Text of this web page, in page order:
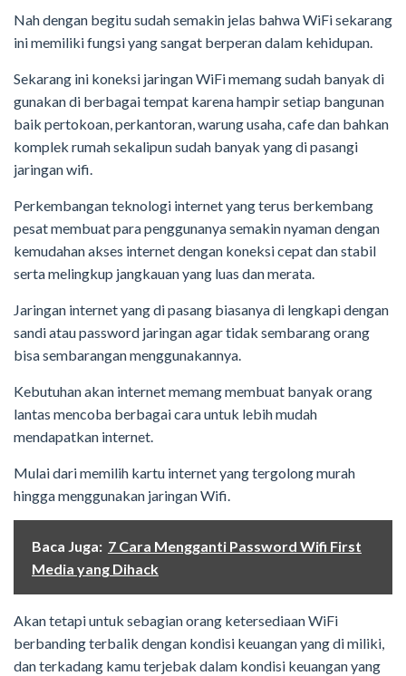
Nah dengan begitu sudah semakin jelas bahwa WiFi sekarang
ini memiliki fungsi yang sangat berperan dalam kehidupan.
Sekarang ini koneksi jaringan WiFi memang sudah banyak di
gunakan di berbagai tempat karena hampir setiap bangunan
baik pertokoan, perkantoran, warung usaha, cafe dan bahkan
komplek rumah sekalipun sudah banyak yang di pasangi
jaringan wifi.
Perkembangan teknologi internet yang terus berkembang
pesat membuat para penggunanya semakin nyaman dengan
kemudahan akses internet dengan koneksi cepat dan stabil
serta melingkup jangkauan yang luas dan merata.
Jaringan internet yang di pasang biasanya di lengkapi dengan
sandi atau password jaringan agar tidak sembarang orang
bisa sembarangan menggunakannya.
Kebutuhan akan internet memang membuat banyak orang
lantas mencoba berbagai cara untuk lebih mudah
mendapatkan internet.
Mulai dari memilih kartu internet yang tergolong murah
hingga menggunakan jaringan Wifi.
Baca Juga: 7 Cara Mengganti Password Wifi First
Media yang Dihack
Akan tetapi untuk sebagian orang ketersediaan WiFi
berbanding terbalik dengan kondisi keuangan yang di miliki,
dan terkadang kamu terjebak dalam kondisi keuangan yang